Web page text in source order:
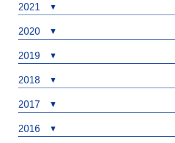
2021
2020
2019
2018
2017
2016